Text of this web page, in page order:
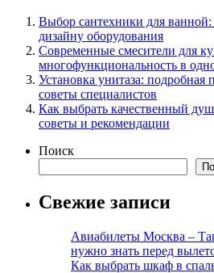
Выбор сантехники для ванной:
дизайну оборудования
Современные смесители для
многофункциональность в
Установка унитаза: подробная
советы специалистов
Как выбрать качественный
советы и рекомендации
Поиск
Свежие записи
Авиабилеты Москва –
нужно знать перед
Как выбрать шкаф в